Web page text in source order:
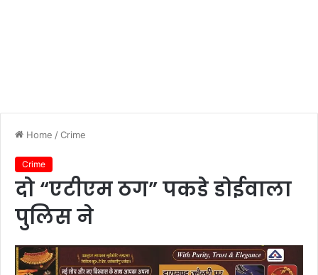
Home /Crime
Crime
दो “एटीएम ठग” पकडे डोईवाला
पुलिस ने